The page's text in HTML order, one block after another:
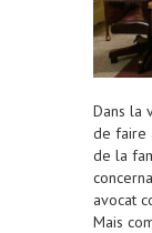
Dans la
de faire
de la
avocat
Mais